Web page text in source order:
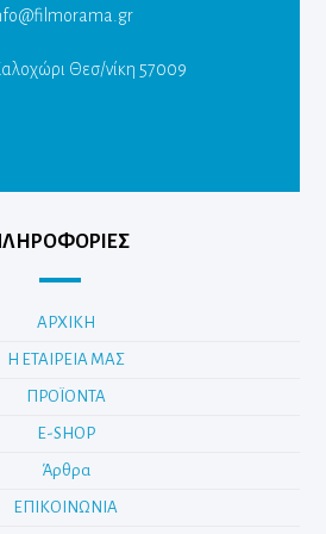
Θεσ/νίκη 57009
ΑΡΧΙΚΗ
Η ΕΤΑΙΡΕΙΑ ΜΑΣ
ΠΡΟΪΟΝΤΑ
E-SHOP
Άρθρα
ΕΠΙΚΟΙΝΩΝΙΑ